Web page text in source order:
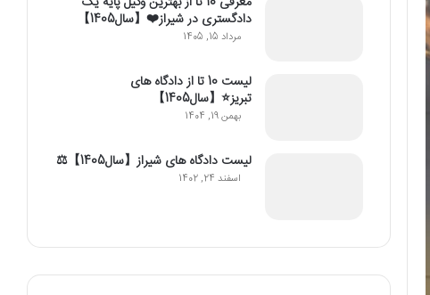
دادگستری در شیراز❤️【سال1405】
مرداد 15, 1405
لیست 10 تا از دادگاه های
تبریز⭐【سال1405】
بهمن 19, 1404
لیست دادگاه های شیراز【سال1405】⚖️
اسفند 24, 1402